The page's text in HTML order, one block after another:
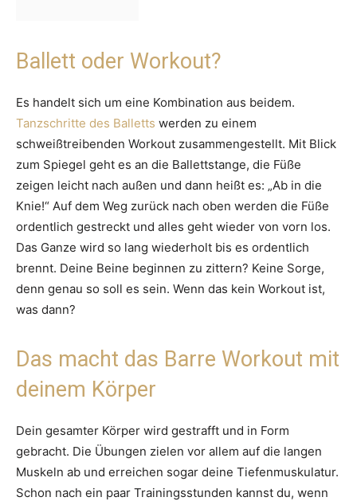
Ballett oder Workout?
Es handelt sich um eine Kombination aus beidem.
Tanzschritte des Balletts werden zu einem
schweißtreibenden Workout zusammengestellt. Mit Blick
zum Spiegel geht es an die Ballettstange, die Füße
zeigen leicht nach außen und dann heißt es: „Ab in die
Knie!“ Auf dem Weg zurück nach oben werden die Füße
ordentlich gestreckt und alles geht wieder von vorn los.
Das Ganze wird so lang wiederholt bis es ordentlich
brennt. Deine Beine beginnen zu zittern? Keine Sorge,
denn genau so soll es sein. Wenn das kein Workout ist,
was dann?
Das macht das Barre Workout mit
deinem Körper
Dein gesamter Körper wird gestrafft und in Form
gebracht. Die Übungen zielen vor allem auf die langen
Muskeln ab und erreichen sogar deine Tiefenmuskulatur.
Schon nach ein paar Trainingsstunden kannst du, wenn